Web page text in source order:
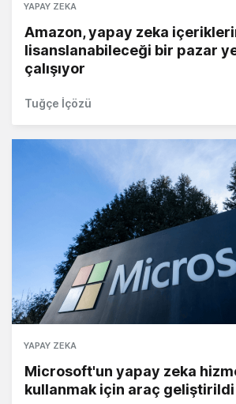
YAPAY ZEKA
Amazon, yapay zeka
lisanslanabileceği bir pazar
çalışıyor
Tuğçe İçözü
YAPAY ZEKA
Microsoft'un yapay zeka
kullanmak için araç geliştirildi